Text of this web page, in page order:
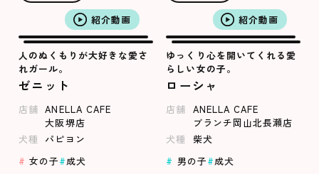
紹介動画
人のぬくもりが大好きな愛さ
れガール。
ゼニット
店舗 ANELLA CAFE
大阪堺店
犬種
パピヨン
女の子
成犬
紹介動画
ゆっくり心を開いてくれる愛
らしい女の子。
ローシャ
店舗 ANELLA CAFE
ブランチ岡山北長瀬店
犬種
柴犬
男の子
成犬